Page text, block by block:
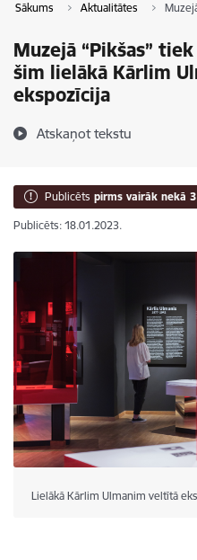
Sākums Aktualitātes
Muzejā “Pikšas”
šim lielākā Kārlim
ekspozīcija
Atskaņot tekstu
Publicēts pirms vairāk nekā
Publicēts: 18.01.2023.
Lielākā Kārlim Ulmanim veltītā